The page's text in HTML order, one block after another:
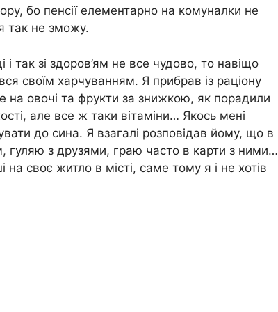
бо пенсії елементарно на комуналки не
так не зможу.
так зі здоров’ям не все чудово, то навіщо
своїм харчуванням. Я прибрав із раціону
на овочі та фрукти за знижкою, як порадили
але все ж таки вітаміни… Якось мені
до сина. Я взагалі розповідав йому, що в
гуляю з друзями, граю часто в карти з ними…
своє житло в місті, саме тому я і не хотів